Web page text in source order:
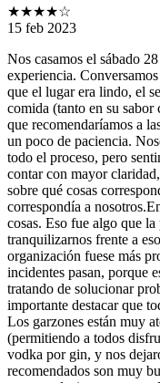
★★★★☆
15 feb 2023
Nos casamos el sábado
experiencia.
que el lugar era lindo, el
comida (tanto en su
que recomendaríamos a
un poco de paciencia.
todo el proceso, pero
contar con mayor
sobre qué cosas
correspondía a
cosas. Eso fue algo que
tranquilizarnos frente a
organización fuese más
incidentes pasan, porque
tratando de solucionar
importante destacar que
Los garzones están muy
(permitiendo a todos
vodka por gin, y nos
recomendados son muy